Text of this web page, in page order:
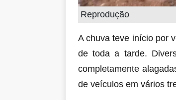
Reprodução
A chuva teve início por
de toda a tarde.
completamente
de veículos em vários